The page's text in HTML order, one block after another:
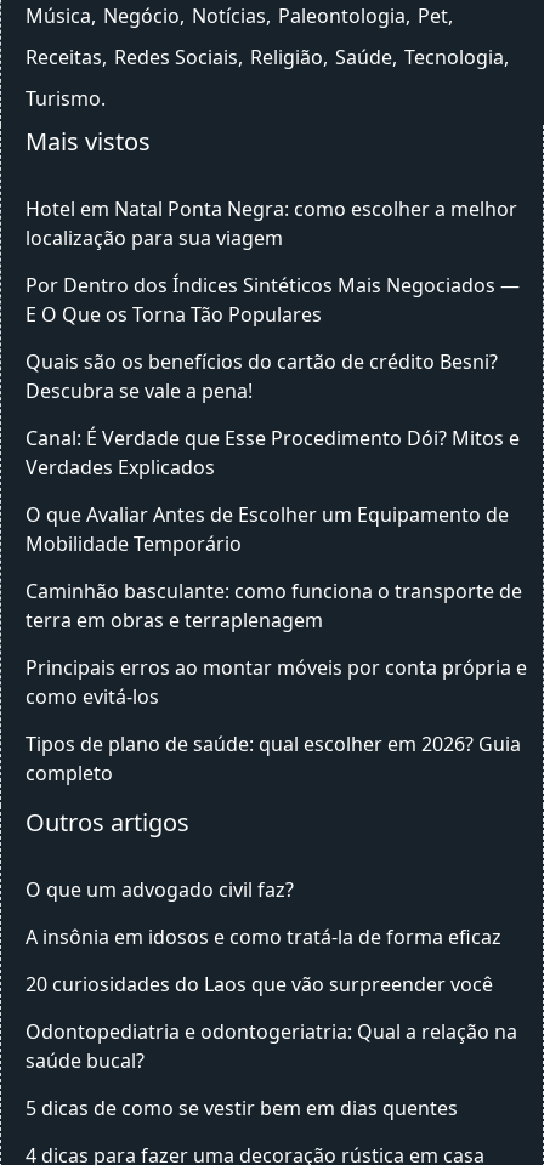
Música Negócio Notícias Paleontologia Pet
Receitas Redes Sociais Religião Saúde Tecnologia
Turismo
Mais vistos
Hotel em Natal Ponta Negra: como escolher a melhor
localização para sua viagem
Por Dentro dos Índices Sintéticos Mais Negociados —
E O Que os Torna Tão Populares
Quais são os benefícios do cartão de crédito Besni?
Descubra se vale a pena!
Canal: É Verdade que Esse Procedimento Dói? Mitos e
Verdades Explicados
O que Avaliar Antes de Escolher um Equipamento de
Mobilidade Temporário
Caminhão basculante: como funciona o transporte de
terra em obras e terraplenagem
Principais erros ao montar móveis por conta própria e
como evitá-los
Tipos de plano de saúde: qual escolher em 2026? Guia
completo
Outros artigos
O que um advogado civil faz?
A insônia em idosos e como tratá-la de forma eficaz
20 curiosidades do Laos que vão surpreender você
Odontopediatria e odontogeriatria: Qual a relação na
saúde bucal?
5 dicas de como se vestir bem em dias quentes
4 dicas para fazer uma decoração rústica em casa